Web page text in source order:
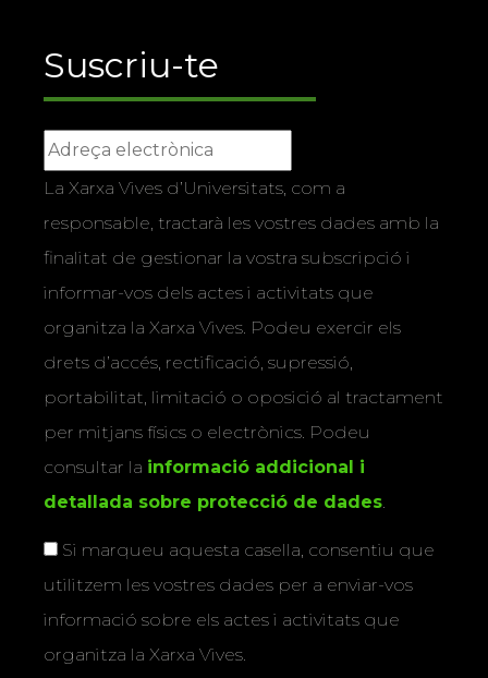
Suscriu-te
La Xarxa Vives d’Universitats, com a
responsable, tractarà les vostres dades amb la
finalitat de gestionar la vostra subscripció i
informar-vos dels actes i activitats que
organitza la Xarxa Vives. Podeu exercir els
drets d’accés, rectificació, supressió,
portabilitat, limitació o oposició al tractament
per mitjans físics o electrònics. Podeu
consultar la informació addicional i
detallada sobre protecció de dades.
Si marqueu aquesta casella, consentiu que
utilitzem les vostres dades per a enviar-vos
informació sobre els actes i activitats que
organitza la Xarxa Vives.